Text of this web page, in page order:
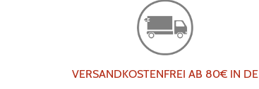
VERSANDKOSTENFREI AB 80€ IN DE